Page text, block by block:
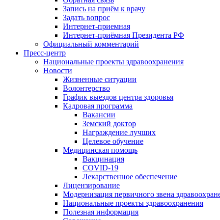
Запись на приём к врачу
Задать вопрос
Интернет-приемная
Интернет-приёмная Президента РФ
Официальный комментарий
Пресс-центр
Национальные проекты здравоохранения
Новости
Жизненные ситуации
Волонтерство
График выездов центра здоровья
Кадровая программа
Вакансии
Земский доктор
Награждение лучших
Целевое обучение
Медицинская помощь
Вакцинация
COVID-19
Лекарственное обеспечение
Лицензирование
Модернизация первичного звена
Национальные проекты здравоохранения
Полезная информация